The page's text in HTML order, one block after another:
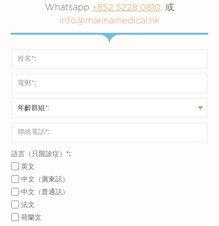
Whatsapp +852 5228 0810, 或
info@marinamedical.hk
語言（只限診症）*:
英文
中文（廣東話）
中文（普通話）
法文
荷蘭文